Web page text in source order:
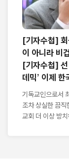
[기자수첩] 회
이 아니라 비
[기자수첩] 선
데믹’ 이제 한
서야
기독교인으로서
조차 상실한 끔직
교회 더 이상 방